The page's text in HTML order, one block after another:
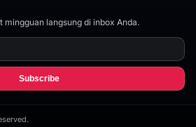
langsung di inbox Anda.
Subscribe